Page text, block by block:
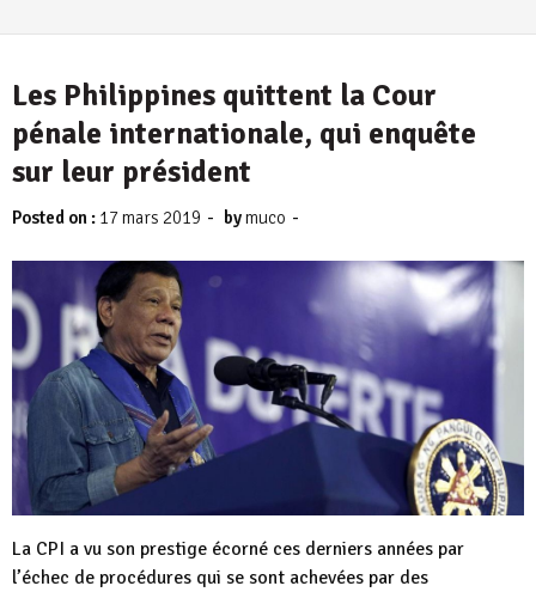
Les Philippines quittent la Cour
pénale internationale, qui enquête
sur leur président
Posted on : 17 mars 2019 - bymuco -
La CPI a vu son prestige écorné ces derniers années par
l’échec de procédures qui se sont achevées par des